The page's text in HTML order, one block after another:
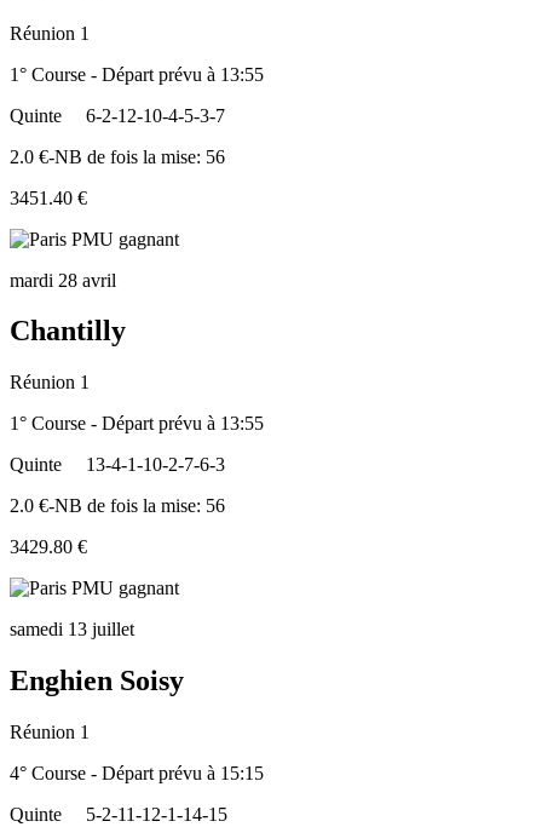
Réunion 1
1° Course - Départ prévu à 13:55
Quinte
6-2-12-10-4-5-3-7
2.0 €-NB de fois la mise: 56
3451.40 €
mardi 28 avril
Chantilly
Réunion 1
1° Course - Départ prévu à 13:55
Quinte
13-4-1-10-2-7-6-3
2.0 €-NB de fois la mise: 56
3429.80 €
samedi 13 juillet
Enghien Soisy
Réunion 1
4° Course - Départ prévu à 15:15
Quinte
5-2-11-12-1-14-15